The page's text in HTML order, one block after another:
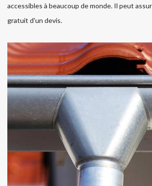
accessibles à beaucoup de monde. Il peut
gratuit d'un devis.